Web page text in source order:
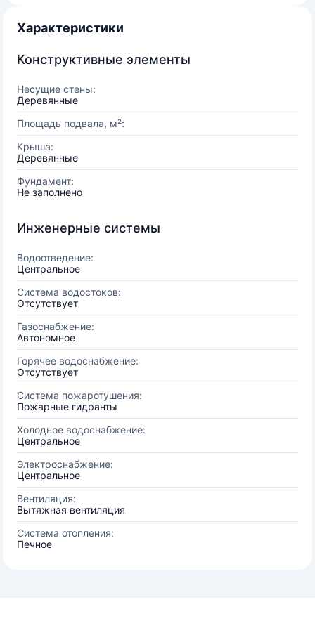
Характеристики
Конструктивные элементы
Несущие стены:
Деревянные
Площадь подвала, м²:
Крыша:
Деревянные
Фундамент:
Не заполнено
Инженерные системы
Водоотведение:
Центральное
Система водостоков:
Отсутствует
Газоснабжение:
Автономное
Горячее водоснабжение:
Отсутствует
Система пожаротушения:
Пожарные гидранты
Холодное водоснабжение:
Центральное
Электроснабжение:
Центральное
Вентиляция:
Вытяжная вентиляция
Система отопления:
Печное